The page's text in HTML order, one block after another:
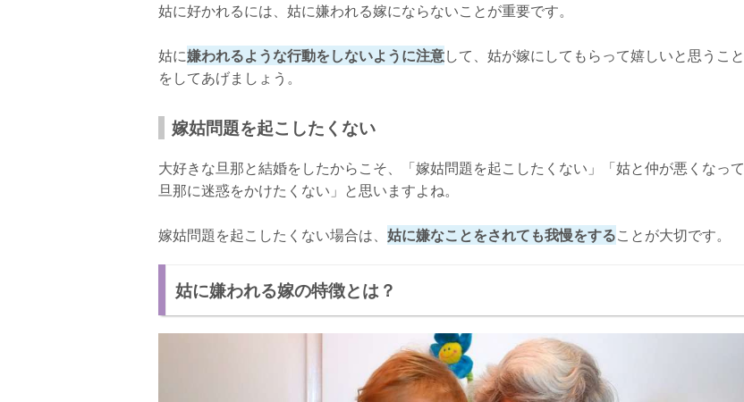
姑に好かれればうまくいく！
姑に好かれるには、姑に嫌われる嫁にならないことが重要です。
姑に嫌われるような行動をしないように注意して、姑が嫁にしてもらって嬉しいと思うこと
をしてあげましょう。
嫁姑問題を起こしたくない
大好きな旦那と結婚をしたからこそ、「嫁姑問題を起こしたくない」「姑と仲が悪くなって
旦那に迷惑をかけたくない」と思いますよね。
嫁姑問題を起こしたくない場合は、 姑に嫌なことをされても我慢をすることが大切です。
姑に嫌われる嫁の特徴とは？